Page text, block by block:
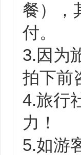
餐），
付。
3.因为
拍下前
4.旅行
力！
5.如游